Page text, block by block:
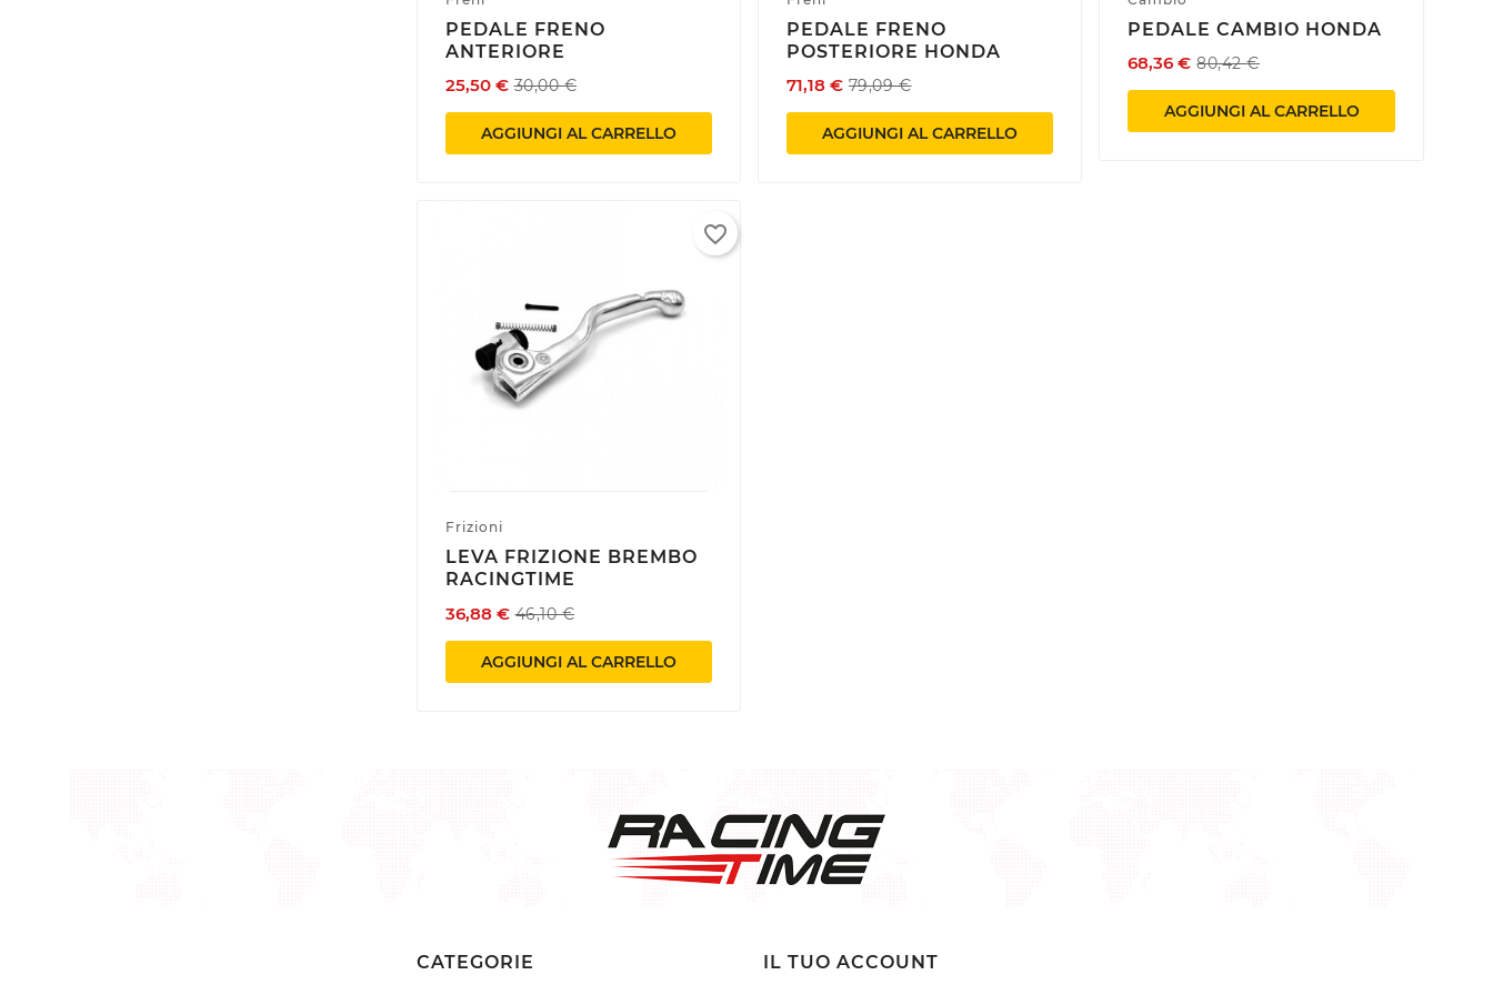
add_circle_outline Create
new list
Annulla Crea lista dei desideri
((cancelText)) ((modalDeleteText))
Annulla
PEDALE FRENO
ANTERIORE
25,50 € 30,00 €
AGGIUNGI AL CARRELLO
PEDALE FRENO
POSTERIORE HONDA
71,18 € 79,09 €
AGGIUNGI AL CARRELLO
PEDALE CAMBIO HONDA
68,36 € 80,42 €
AGGIUNGI AL CARRELLO
Frizioni
LEVA FRIZIONE BREMBO
RACINGTIME
36,88 € 46,10 €
AGGIUNGI AL CARRELLO
favorite_border
CATEGORIE IL TUO ACCOUNT